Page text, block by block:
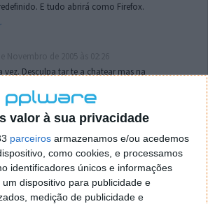
valor à sua privacidade
parceiros armazenamos e/ou acedemos
como cookies, e processamos
identificadores únicos e informações
dispositivo para publicidade e
medição de publicidade e
E tudo abrirá como Firefox.
vez. Desculpa tar te a chatear mas na
browser predefenido
tudo e nada. Tou a comecar a desesperar, ate ja
o explorer na tentativa de forçar o uso do
em vao. Kaso te lembres de outra dica fico
caso contrario obrigado a mesma